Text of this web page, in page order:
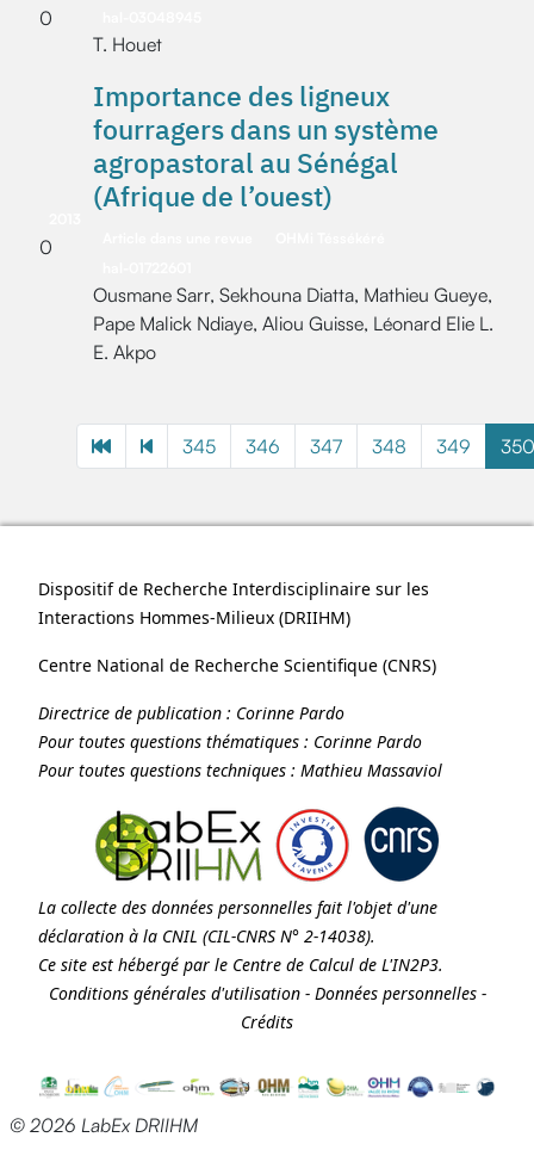
0
T. Houet
0
Importance des ligneux
fourragers dans un système
agropastoral au Sénégal
(Afrique de l’ouest)
Ousmane Sarr, Sekhouna Diatta, Mathieu Gueye,
Pape Malick Ndiaye, Aliou Guisse, Léonard Elie L.
E. Akpo
345 346 347 348 349 350
Dispositif de Recherche Interdisciplinaire sur les
Interactions Hommes-Milieux (DRIIHM)
Centre National de Recherche Scientifique (CNRS)
Directrice de publication : Corinne Pardo
Pour toutes questions thématiques : Corinne Pardo
Pour toutes questions techniques : Mathieu Massaviol
La collecte des données personnelles fait l'objet d'une
déclaration à la CNIL (CIL-CNRS N° 2-14038).
Ce site est hébergé par le Centre de Calcul de L'IN2P3.
Conditions générales d'utilisation- Données personnelles-
Crédits
© 2026 LabEx DRIIHM